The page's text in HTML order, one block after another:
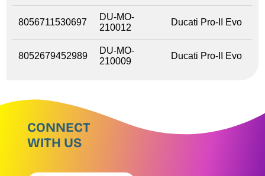
8056711530697
DU-MO-
210012
Ducati Pro-II Evo
8052679452989
DU-MO-
210009
Ducati Pro-II Evo
CONNECT
WITH US